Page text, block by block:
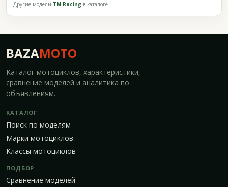
Другие модели TM Racing в каталоге
BAZAMOTO
Каталог мотоциклов, характеристики,
сравнение моделей и аналитика по
объявлениям.
КАТАЛОГ
Поиск по моделям
Марки мотоциклов
Классы мотоциклов
ПОДБОР
Сравнение моделей